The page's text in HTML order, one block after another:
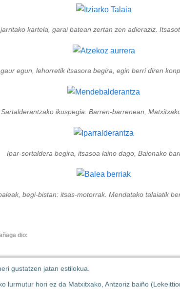
kartela, garai batean zertan zen adieraziz.
egun, lehorretik itsasora begira, egin berri diren
Sartalderantzako ikuspegia. Barren-barrenean,
Ipar-sortaldera begira, itsasoa laino dago, Baionako
begi-bistan: itsas-motorrak. Mendatako talaiatik
dio:
gustatzen jatan estilokua.
lurmutur hori ez da Matxitxako, Antzoriz baiño